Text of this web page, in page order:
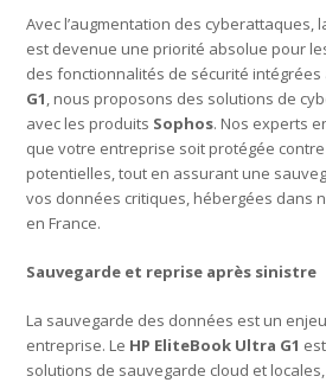
Avec l’augmentation des cyberattaques,
est devenue une priorité absolue pour
des fonctionnalités de sécurité intégrées
G1, nous proposons des solutions de
avec les produits Sophos. Nos experts
que votre entreprise soit protégée
potentielles, tout en assurant une
vos données critiques, hébergées dans
en France.
Sauvegarde et reprise après sinistre
La sauvegarde des données est un
entreprise. Le HP EliteBook Ultra G1
solutions de sauvegarde cloud et